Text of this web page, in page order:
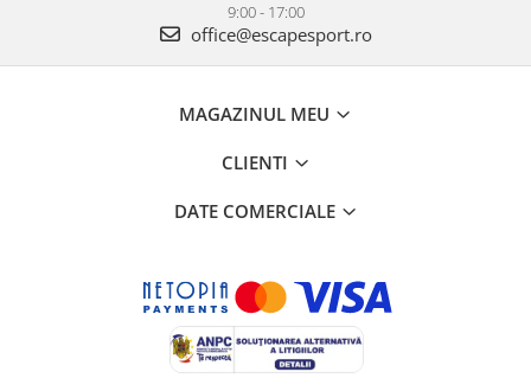
9:00 - 17:00
office@escapesport.ro
MAGAZINUL MEU
CLIENTI
DATE COMERCIALE